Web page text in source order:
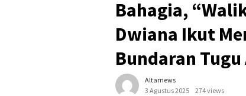
Bahagia,
Dwiana Ikut
Bundaran
Altarnews
3 Agustus 2025
274 views